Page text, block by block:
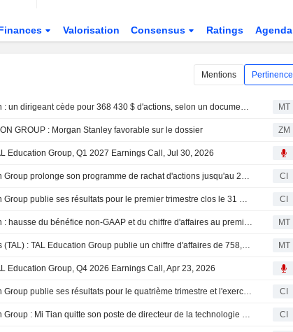
Valorisation Consensus Ratings Agenda
Mentions Pertinence
TAL Education : un dirigeant cède pour 368 430 $ d'actions, selon un document de la SEC MT
GROUP : Morgan Stanley favorable sur le dossier ZM
Education Group, Q1 2027 Earnings Call, Jul 30, 2026
TAL Education Group prolonge son programme de rachat d'actions jusqu'au 28 juillet 2027 CI
TAL Education Group publie ses résultats pour le premier trimestre clos le 31 mai 2026 CI
TAL Education : hausse du bénéfice non-GAAP et du chiffre d'affaires au premier trimestre fiscal ; le titre grimpe en avant-bourse MT
Flash résultats (TAL) : TAL Education Group publie un chiffre d'affaires de 758,4 millions de dollars au premier trimestre, contre 719,4 millions de dollars attendus par le consensus FactSet MT
Education Group, Q4 2026 Earnings Call, Apr 23, 2026
TAL Education Group publie ses résultats pour le quatrième trimestre et l'exercice clos le 28 février 2026 CI
TAL Education Group : Mi Tian quitte son poste de directeur de la technologie pour devenir vice-président senior à compter du 22 avril 2026 CI